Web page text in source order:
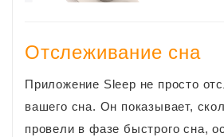
Отслеживание сна
Приложение Sleep не просто
вашего сна. Он показывает,
провели в фазе быстрого сна,